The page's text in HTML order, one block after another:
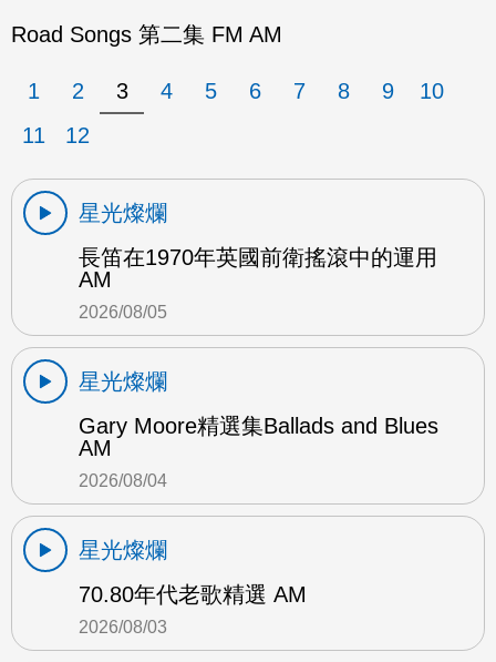
Road Songs 第二集 FM AM
1 2 3 4 5 6 7 8 9
10
11
12
星光燦爛
長笛在1970年英國前衛搖滾中的運用
AM
2026/08/05
星光燦爛
Gary Moore精選集Ballads and Blues
AM
2026/08/04
星光燦爛
70.80年代老歌精選 AM
2026/08/03